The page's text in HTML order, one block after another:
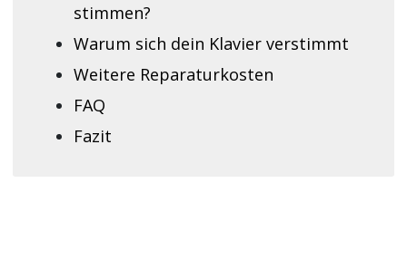
stimmen?
Warum sich dein Klavier verstimmt
Weitere Reparaturkosten
FAQ
Fazit